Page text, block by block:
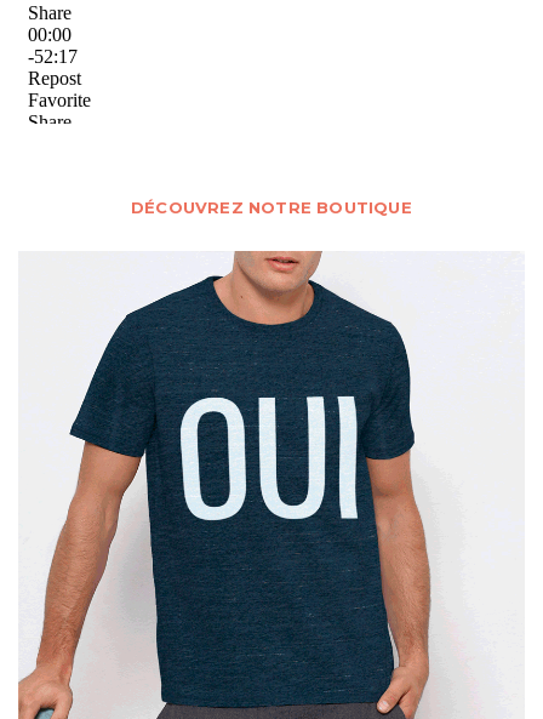
DÉCOUVREZ NOTRE BOUTIQUE